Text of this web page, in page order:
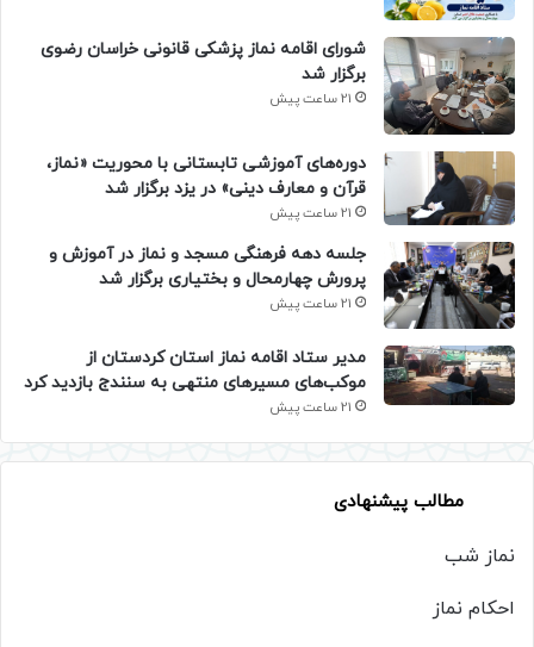
شورای اقامه نماز پزشکی قانونی خراسان رضوی
برگزار شد
21 ساعت پیش
دوره‌های آموزشی تابستانی با محوریت «نماز،
قرآن و معارف دینی» در یزد برگزار شد
21 ساعت پیش
جلسه دهه فرهنگی مسجد و نماز در آموزش و
پرورش چهارمحال و بختیاری برگزار شد
21 ساعت پیش
مدیر ستاد اقامه نماز استان کردستان از
موکب‌های مسیرهای منتهی به سنندج بازدید کرد
21 ساعت پیش
مطالب پیشنهادی
نماز شب
احکام نماز